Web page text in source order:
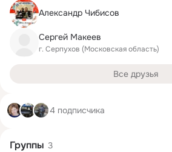
Александр Чибисов
Сергей Макеев
г. Серпухов (Московская область)
Все друзья
4 подписчика
Группы 3